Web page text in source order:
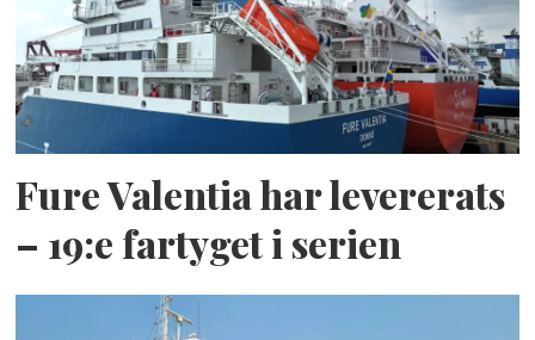
Fure Valentia har levererats
– 19:e fartyget i serien